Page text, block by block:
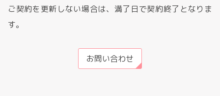
ご契約を更新しない場合は、満了日で契約終了となりま
す。
お問い合わせ